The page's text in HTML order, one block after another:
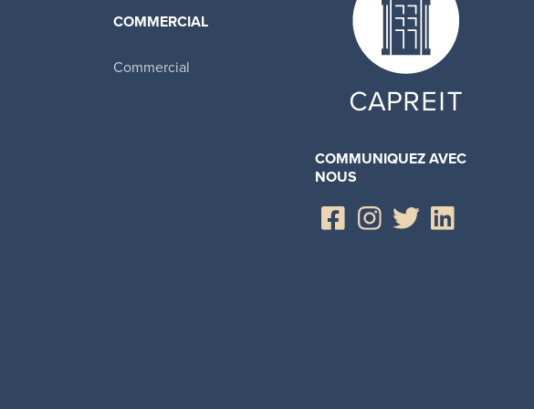
COMMERCIAL
Commercial
COMMUNIQUEZ AVEC
NOUS